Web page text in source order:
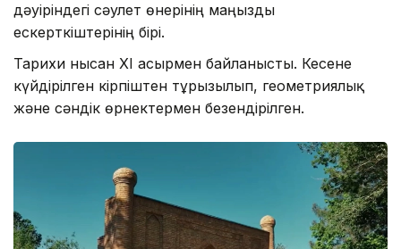
дәуіріндегі сәулет өнерінің маңызды
ескерткіштерінің бірі.
Тарихи нысан XI ғасырмен байланысты. Кесене
күйдірілген кірпіштен тұрғызылып, геометриялық
және сәндік өрнектермен безендірілген.